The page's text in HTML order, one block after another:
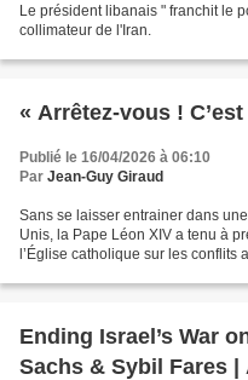
Le président libanais " franchit le
collimateur de l'Iran.
« Arrêtez-vous !
Publié le 16/04/2026 à 06:10
Par Jean-Guy Giraud
Sans se laisser entrainer dans
Unis, la Pape Léon XIV a tenu à
l’Église catholique sur les conflits
Ending Israel’s War on
Sachs & Sybil Fares |